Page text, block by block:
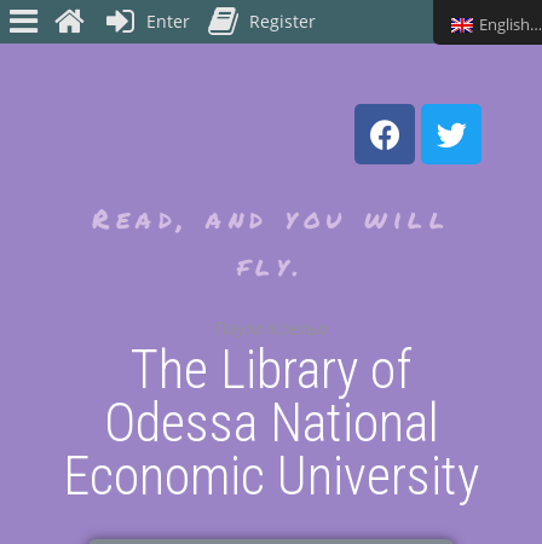
Read, and you will
fly.
Пауло Коельо
The Library of
Odessa National
Economic University
Enter Register English (UK)